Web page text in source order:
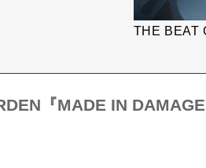
THE BEAT
『MADE IN DAMAGE